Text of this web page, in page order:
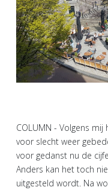
COLUMN - Volgens
voor slecht weer
voor gedanst nu de
Anders kan het toch
uitgesteld wordt. Na